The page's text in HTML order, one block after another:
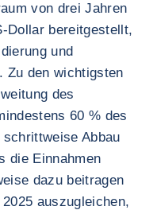
von drei Jahren
Dollar bereitgestellt,
und
Zu den wichtigsten
des
60 % des
Abbau
die Einnahmen
dazu beitragen
auszugleichen,